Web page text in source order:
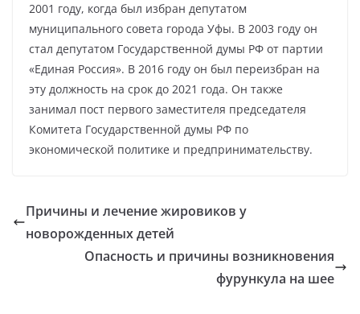
2001 году, когда был избран депутатом
муниципального совета города Уфы. В 2003 году он
стал депутатом Государственной думы РФ от партии
«Единая Россия». В 2016 году он был переизбран на
эту должность на срок до 2021 года. Он также
занимал пост первого заместителя председателя
Комитета Государственной думы РФ по
экономической политике и предпринимательству.
Причины и лечение жировиков у
новорожденных детей
Опасность и причины возникновения
фурункула на шее